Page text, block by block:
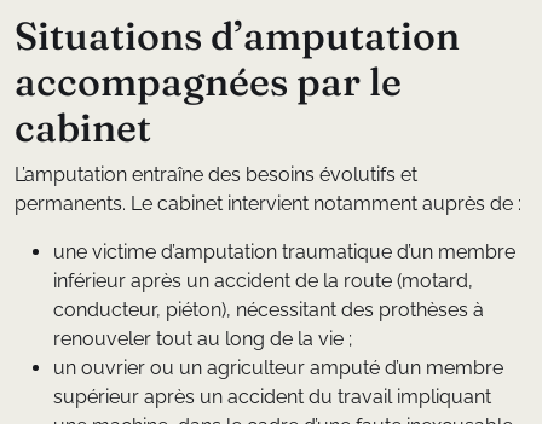
Situations d’amputation
accompagnées par le
cabinet
L’amputation entraîne des besoins évolutifs et
permanents. Le cabinet intervient notamment auprès de :
une victime d’amputation traumatique d’un membre
inférieur après un accident de la route (motard,
conducteur, piéton), nécessitant des prothèses à
renouveler tout au long de la vie ;
un ouvrier ou un agriculteur amputé d’un membre
supérieur après un accident du travail impliquant